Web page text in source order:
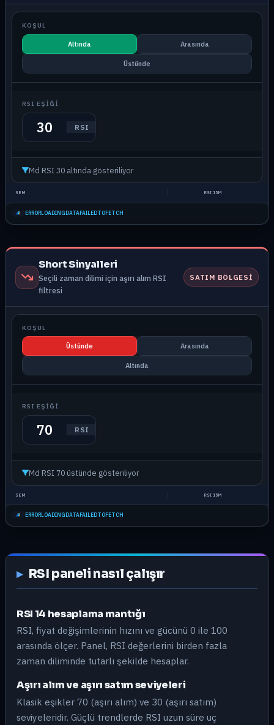
KOŞUL
Altında Arasında
Üstünde
RSI EŞIĞI
RSI
Md RSI 30 altında gösteriliyor
SEM RSI 15M
ERRORLOADINGDATAFAILEDTOFETCH
Short Sinyalleri
Seçili zaman dilimi için aşırı alım RSI
filtresi
SATIM BÖLGESI
KOŞUL
Üstünde Arasında
Altında
RSI EŞIĞI
RSI
Md RSI 70 üstünde gösteriliyor
SEM RSI 15M
ERRORLOADINGDATAFAILEDTOFETCH
RSI paneli nasıl çalışır
RSI 14 hesaplama mantığı
RSI, fiyat değişimlerinin hızını ve gücünü 0 ile 100
arasında ölçer. Panel, RSI değerlerini birden fazla
zaman diliminde tutarlı şekilde hesaplar.
Aşırı alım ve aşırı satım seviyeleri
Klasik eşikler 70 (aşırı alım) ve 30 (aşırı satım)
seviyeleridir. Güçlü trendlerde RSI uzun süre uç